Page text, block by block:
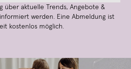
über aktuelle Trends, Angebote &
werden. Eine Abmeldung ist
kostenlos möglich.